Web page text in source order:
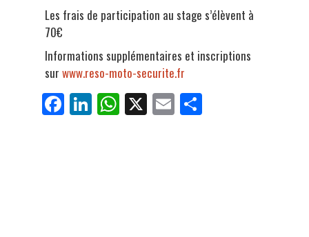
Les frais de participation au stage s’élèvent à
70€
Informations supplémentaires et inscriptions
sur www.reso-moto-securite.fr
Fa
ce
Li
nk
W
ha
X E
m
Pa
rt